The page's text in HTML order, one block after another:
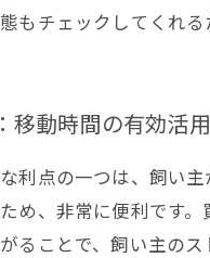
もチェックしてくれ
移動時間の有効活用
利点の一つは、飼い
め、非常に便利です
ることで、飼い主の